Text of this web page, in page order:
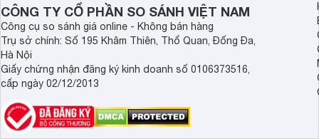
CÔNG TY CỔ PHẦN SO SÁNH VIỆT NAM
Công cụ so sánh giá online - Không bán hàng
Trụ sở chính: Số 195 Khâm Thiên, Thổ Quan, Đống Đa,
Hà Nội
Giấy chứng nhận đăng ký kinh doanh số 0106373516,
cấp ngày 02/12/2013